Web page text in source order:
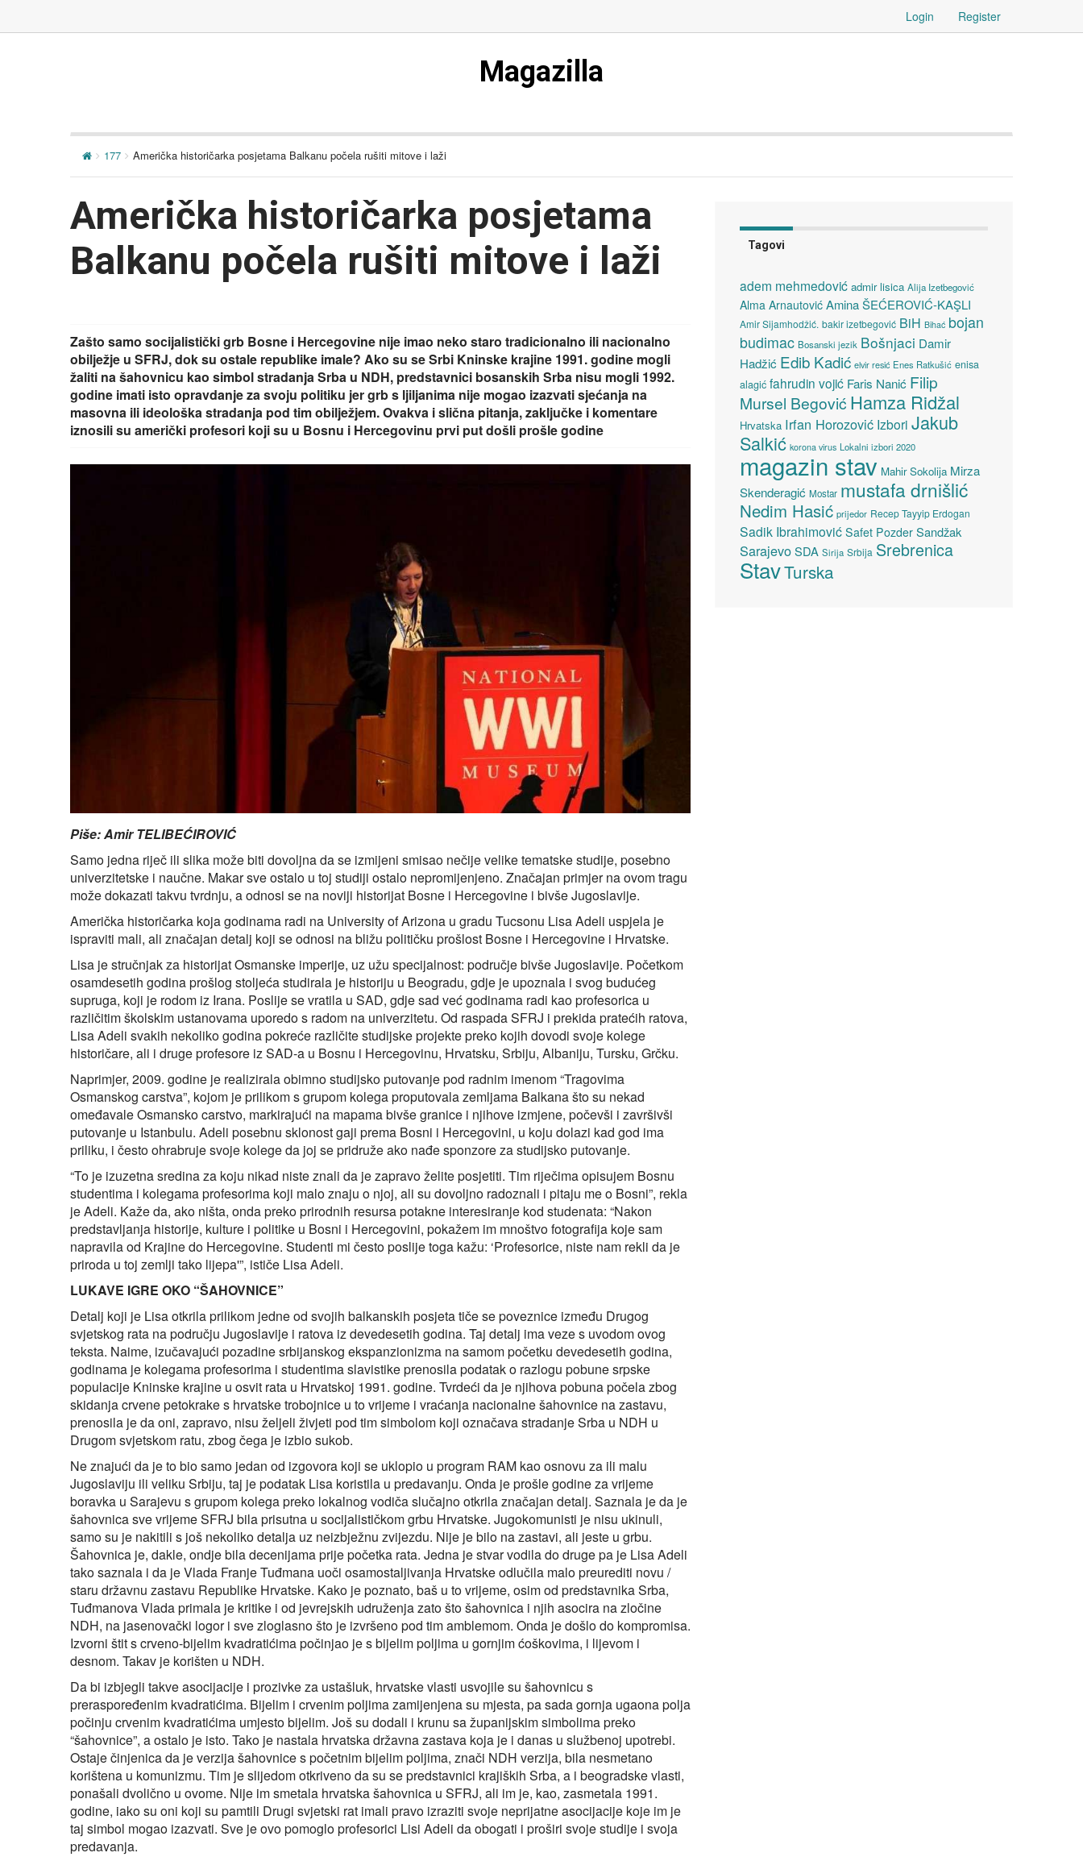
Login Register
Magazilla
177 Američka historičarka posjetama Balkanu počela rušiti mitove i laži
Američka historičarka posjetama
Balkanu počela rušiti mitove i laži
Zašto samo socijalistički grb Bosne i Hercegovine nije imao neko staro tradicionalno ili nacionalno
obilježje u SFRJ, dok su ostale republike imale? Ako su se Srbi Kninske krajine 1991. godine mogli
žaliti na šahovnicu kao simbol stradanja Srba u NDH, predstavnici bosanskih Srba nisu mogli 1992.
godine imati isto opravdanje za svoju politiku jer grb s ljiljanima nije mogao izazvati sjećanja na
masovna ili ideološka stradanja pod tim obilježjem. Ovakva i slična pitanja, zaključke i komentare
iznosili su američki profesori koji su u Bosnu i Hercegovinu prvi put došli prošle godine
Piše: Amir TELIBEĆIROVIĆ
Samo jedna riječ ili slika može biti dovoljna da se izmijeni smisao nečije velike tematske studije, posebno
univerzitetske i naučne. Makar sve ostalo u toj studiji ostalo nepromijenjeno. Značajan primjer na ovom tragu
može dokazati takvu tvrdnju, a odnosi se na noviji historijat Bosne i Hercegovine i bivše Jugoslavije.
Američka historičarka koja godinama radi na University of Arizona u gradu Tucsonu Lisa Adeli uspjela je
ispraviti mali, ali značajan detalj koji se odnosi na bližu političku prošlost Bosne i Hercegovine i Hrvatske.
Lisa je stručnjak za historijat Osmanske imperije, uz užu specijalnost: područje bivše Jugoslavije. Početkom
osamdesetih godina prošlog stoljeća studirala je historiju u Beogradu, gdje je upoznala i svog budućeg
supruga, koji je rodom iz Irana. Poslije se vratila u SAD, gdje sad već godinama radi kao profesorica u
različitim školskim ustanovama uporedo s radom na univerzitetu. Od raspada SFRJ i prekida pratećih ratova,
Lisa Adeli svakih nekoliko godina pokreće različite studijske projekte preko kojih dovodi svoje kolege
historičare, ali i druge profesore iz SAD-a u Bosnu i Hercegovinu, Hrvatsku, Srbiju, Albaniju, Tursku, Grčku.
Naprimjer, 2009. godine je realizirala obimno studijsko putovanje pod radnim imenom “Tragovima
Osmanskog carstva”, kojom je prilikom s grupom kolega proputovala zemljama Balkana što su nekad
omeđavale Osmansko carstvo, markirajući na mapama bivše granice i njihove izmjene, počevši i završivši
putovanje u Istanbulu. Adeli posebnu sklonost gaji prema Bosni i Hercegovini, u koju dolazi kad god ima
priliku, i često ohrabruje svoje kolege da joj se pridruže ako nađe sponzore za studijsko putovanje.
“To je izuzetna sredina za koju nikad niste znali da je zapravo želite posjetiti. Tim riječima opisujem Bosnu
studentima i kolegama profesorima koji malo znaju o njoj, ali su dovoljno radoznali i pitaju me o Bosni”, rekla
je Adeli. Kaže da, ako ništa, onda preko prirodnih resursa potakne interesiranje kod studenata: “Nakon
predstavljanja historije, kulture i politike u Bosni i Hercegovini, pokažem im mnoštvo fotografija koje sam
napravila od Krajine do Hercegovine. Studenti mi često poslije toga kažu: ‘Profesorice, niste nam rekli da je
priroda u toj zemlji tako lijepa'”, ističe Lisa Adeli.
LUKAVE IGRE OKO “ŠAHOVNICE”
Detalj koji je Lisa otkrila prilikom jedne od svojih balkanskih posjeta tiče se poveznice između Drugog
svjetskog rata na području Jugoslavije i ratova iz devedesetih godina. Taj detalj ima veze s uvodom ovog
teksta. Naime, izučavajući pozadine srbijanskog ekspanzionizma na samom početku devedesetih godina,
godinama je kolegama profesorima i studentima slavistike prenosila podatak o razlogu pobune srpske
populacije Kninske krajine u osvit rata u Hrvatskoj 1991. godine. Tvrdeći da je njihova pobuna počela zbog
skidanja crvene petokrake s hrvatske trobojnice u to vrijeme i vraćanja nacionalne šahovnice na zastavu,
prenosila je da oni, zapravo, nisu željeli živjeti pod tim simbolom koji označava stradanje Srba u NDH u
Drugom svjetskom ratu, zbog čega je izbio sukob.
Ne znajući da je to bio samo jedan od izgovora koji se uklopio u program RAM kao osnovu za ili malu
Jugoslaviju ili veliku Srbiju, taj je podatak Lisa koristila u predavanju. Onda je prošle godine za vrijeme
boravka u Sarajevu s grupom kolega preko lokalnog vodiča slučajno otkrila značajan detalj. Saznala je da je
šahovnica sve vrijeme SFRJ bila prisutna u socijalističkom grbu Hrvatske. Jugokomunisti je nisu ukinuli,
samo su je nakitili s još nekoliko detalja uz neizbježnu zvijezdu. Nije je bilo na zastavi, ali jeste u grbu.
Šahovnica je, dakle, ondje bila decenijama prije početka rata. Jedna je stvar vodila do druge pa je Lisa Adeli
tako saznala i da je Vlada Franje Tuđmana uoči osamostaljivanja Hrvatske odlučila malo preurediti novu /
staru državnu zastavu Republike Hrvatske. Kako je poznato, baš u to vrijeme, osim od predstavnika Srba,
Tuđmanova Vlada primala je kritike i od jevrejskih udruženja zato što šahovnica i njih asocira na zločine
NDH, na jasenovački logor i sve zloglasno što je izvršeno pod tim amblemom. Onda je došlo do kompromisa.
Izvorni štit s crveno-bijelim kvadratićima počinjao je s bijelim poljima u gornjim ćoškovima, i lijevom i
desnom. Takav je korišten u NDH.
Da bi izbjegli takve asocijacije i prozivke za ustašluk, hrvatske vlasti usvojile su šahovnicu s
preraspoređenim kvadratićima. Bijelim i crvenim poljima zamijenjena su mjesta, pa sada gornja ugaona polja
počinju crvenim kvadratićima umjesto bijelim. Još su dodali i krunu sa županijskim simbolima preko
“šahovnice”, a ostalo je isto. Tako je nastala hrvatska državna zastava koja je i danas u službenoj upotrebi.
Ostaje činjenica da je verzija šahovnice s početnim bijelim poljima, znači NDH verzija, bila nesmetano
korištena u komunizmu. Tim je slijedom otkriveno da su se predstavnici krajiških Srba, a i beogradske vlasti,
ponašali dvolično u ovome. Nije im smetala hrvatska šahovnica u SFRJ, ali im je, kao, zasmetala 1991.
godine, iako su oni koji su pamtili Drugi svjetski rat imali pravo izraziti svoje neprijatne asocijacije koje im je
taj simbol mogao izazvati. Sve je ovo pomoglo profesorici Lisi Adeli da obogati i proširi svoje studije i svoja
predavanja.
Tagovi
adem mehmedović admir lisica Alija Izetbegović
Alma Arnautović Amina ŠEĆEROVIĆ-KAŞLI
Amir Sijamhodžić. bakir izetbegović BiH Bihać bojan
budimac Bosanski jezik Bošnjaci Damir
Hadžić Edib Kadić elvir resić Enes Ratkušić enisa
alagić fahrudin vojić Faris Nanić Filip
Mursel Begović Hamza Ridžal
Hrvatska Irfan Horozović Izbori Jakub
Salkić korona virus Lokalni izbori 2020
magazin stav Mahir Sokolija Mirza
Skenderagić Mostar mustafa drnišlić
Nedim Hasić prijedor Recep Tayyip Erdogan
Sadik Ibrahimović Safet Pozder Sandžak
SarajevoSDA Sirija Srbija Srebrenica
StavTurska